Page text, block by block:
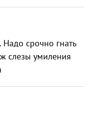
срочно гнать
слезы умиления